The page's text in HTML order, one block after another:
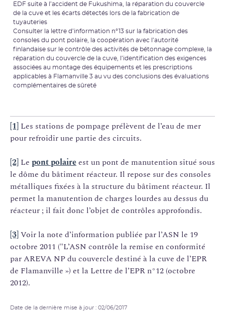
EDF suite à l’accident de Fukushima, la réparation du couvercle
de la cuve et les écarts détectés lors de la fabrication de
tuyauteries
Consulter la lettre d’information n°13 sur la fabrication des
consoles du pont polaire, la coopération avec l’autorité
finlandaise sur le contrôle des activités de bétonnage complexe, la
réparation du couvercle de la cuve, l’identification des exigences
associées au montage des équipements et les prescriptions
applicables à Flamanville 3 au vu des conclusions des évaluations
complémentaires de sûreté
[1] Les stations de pompage prélèvent de l’eau de mer
pour refroidir une partie des circuits.
[2] Le pont polaireest un pont de manutention situé sous
le dôme du bâtiment réacteur. Il repose sur des consoles
métalliques fixées à la structure du bâtiment réacteur. Il
permet la manutention de charges lourdes au dessus du
réacteur ; il fait donc l’objet de contrôles approfondis.
[3]Voir la note d’information publiée par l’ASN le 19
octobre 2011 ("L’ASN contrôle la remise en conformité
par AREVA NP du couvercle destiné à la cuve de l’EPR
de Flamanville ») et la Lettre de l’EPR n°12 (octobre
2012).
Date de la dernière mise à jour : 02/06/2017